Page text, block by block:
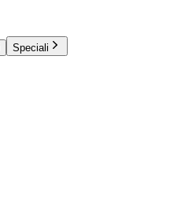
Speciali